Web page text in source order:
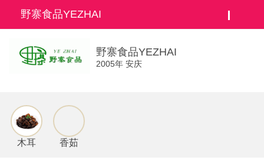
野寨食品YEZHAI
野寨食品YEZHAI
2005年 安庆
木耳 香茹